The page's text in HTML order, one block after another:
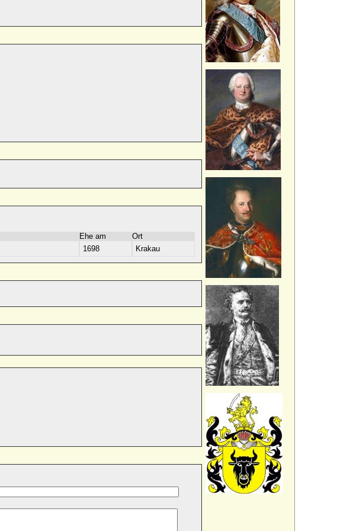
Ehe am
Ort
1698 Krakau